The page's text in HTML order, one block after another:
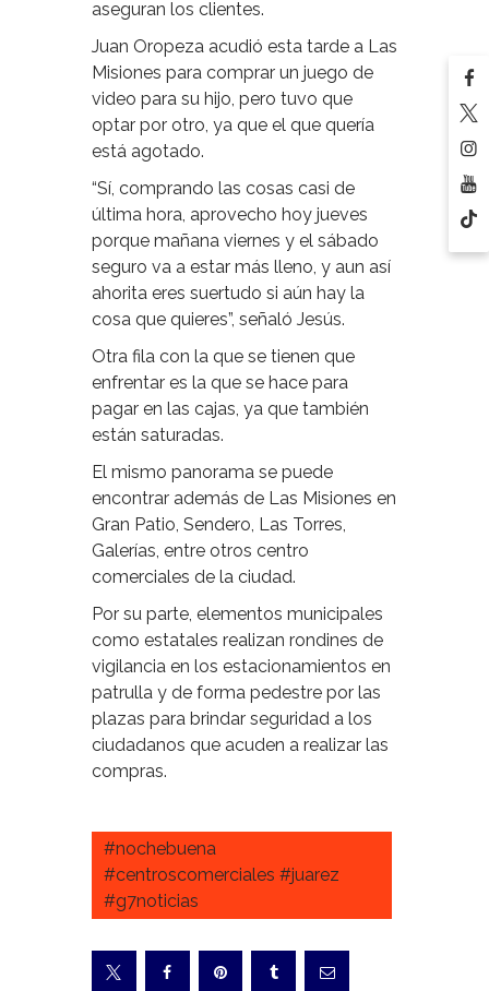
aseguran los clientes.
Juan Oropeza acudió esta tarde a Las
Misiones para comprar un juego de
video para su hijo, pero tuvo que
optar por otro, ya que el que quería
está agotado.
“Sí, comprando las cosas casi de
última hora, aprovecho hoy jueves
porque mañana viernes y el sábado
seguro va a estar más lleno, y aun así
ahorita eres suertudo si aún hay la
cosa que quieres”, señaló Jesús.
Otra fila con la que se tienen que
enfrentar es la que se hace para
pagar en las cajas, ya que también
están saturadas.
El mismo panorama se puede
encontrar además de Las Misiones en
Gran Patio, Sendero, Las Torres,
Galerías, entre otros centro
comerciales de la ciudad.
Por su parte, elementos municipales
como estatales realizan rondines de
vigilancia en los estacionamientos en
patrulla y de forma pedestre por las
plazas para brindar seguridad a los
ciudadanos que acuden a realizar las
compras.
#nochebuena
#centroscomerciales #juarez
#g7noticias